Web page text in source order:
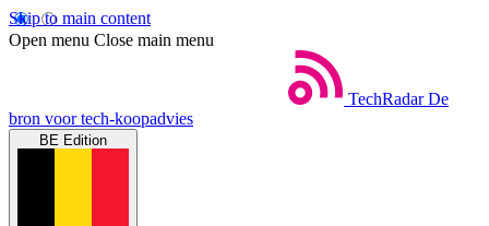
Skip to main content
Open menu Close main menu
TechRadar De
bron voor tech-koopadvies
BE Edition